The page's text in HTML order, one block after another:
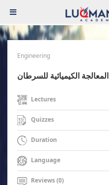
Engineering
المعالجة الكيميائية للسرطان
Lectures
Quizzes
Duration
Language
Reviews (0)